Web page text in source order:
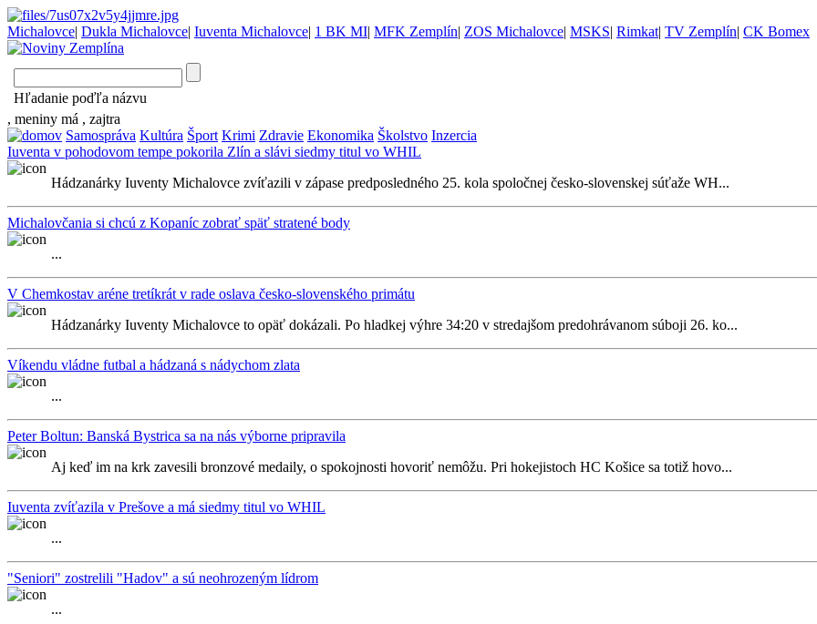
Michalovce| Dukla Michalovce| Iuventa Michalovce| 1 BK MI| MFK Zemplín| ZOS Michalovce| MSKS| Rimkat| TV Zemplín| CK Bomex
Hľadanie poďľa názvu
, meniny má , zajtra
Samospráva Kultúra Šport Krimi Zdravie Ekonomika Školstvo Inzercia
Iuventa v pohodovom tempe pokorila Zlín a slávi siedmy titul vo WHIL
Hádzanárky Iuventy Michalovce zvíťazili v zápase predposledného 25. kola spoločnej česko-slovenskej súťaže WH...
Michalovčania si chcú z Kopaníc zobrať späť stratené body
...
V Chemkostav aréne tretíkrát v rade oslava česko-slovenského primátu
Hádzanárky Iuventy Michalovce to opäť dokázali. Po hladkej výhre 34:20 v stredajšom predohrávanom súboji 26. ko...
Víkendu vládne futbal a hádzaná s nádychom zlata
...
Peter Boltun: Banská Bystrica sa na nás výborne pripravila
Aj keď im na krk zavesili bronzové medaily, o spokojnosti hovoriť nemôžu. Pri hokejistoch HC Košice sa totiž hovo...
Iuventa zvíťazila v Prešove a má siedmy titul vo WHIL
...
"Seniori" zostrelili "Hadov" a sú neohrozeným lídrom
...